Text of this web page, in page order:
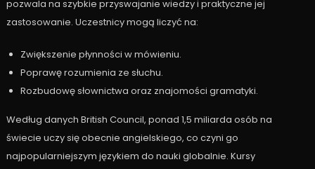
pozwala na szybkie przyswajanie wiedzy i praktyczne jej
zastosowanie. Uczestnicy mogą liczyć na:
Zwiększenie płynności w mówieniu.
Poprawę rozumienia ze słuchu.
Rozbudowę słownictwa oraz znajomości gramatyki.
Według danych British Council, ponad 1,5 miliarda osób na
świecie uczy się obecnie angielskiego, co czyni go
najpopularniejszym językiem do nauki globalnie. Kursy